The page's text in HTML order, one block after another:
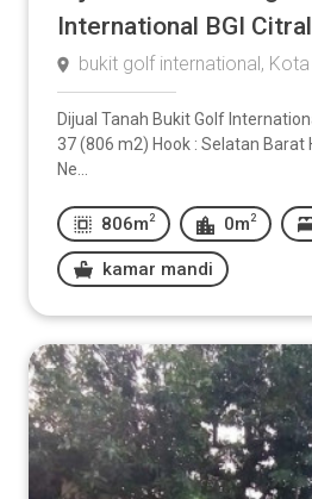
International BGI
bukit golf international,
Dijual Tanah Bukit Golf
37 (806 m2) Hook : Selatan Barat
Ne...
806m 2 0m 2
kamar mandi